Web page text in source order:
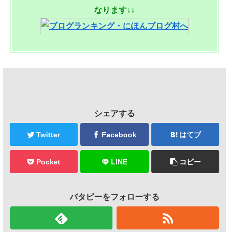
なります↓↓
シェアする
Twitter Facebook はてブ
Pocket LINE コピー
バタピーをフォローする